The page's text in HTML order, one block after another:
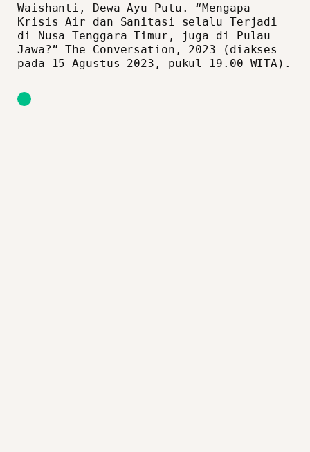
Waishanti, Dewa Ayu Putu. “Mengapa
Krisis Air dan Sanitasi selalu Terjadi
di Nusa Tenggara Timur, juga di Pulau
Jawa?” The Conversation, 2023 (diakses
pada 15 Agustus 2023, pukul 19.00 WITA).